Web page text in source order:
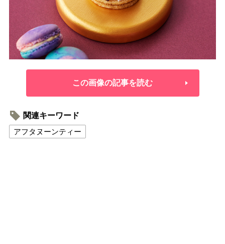
この画像の記事を読む
関連キーワード
アフタヌーンティー